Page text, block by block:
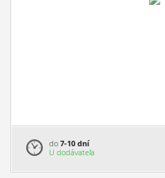
do 7-10 dní
U dodávateľa